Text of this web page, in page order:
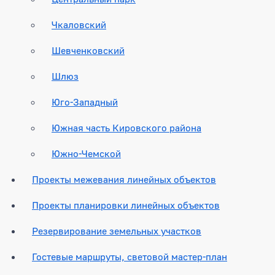
Чкаловский
Шевченковский
Шлюз
Юго-Западный
Южная часть Кировского района
Южно-Чемской
Проекты межевания линейных объектов
Проекты планировки линейных объектов
Резервирование земельных участков
Гостевые маршруты, световой мастер-план